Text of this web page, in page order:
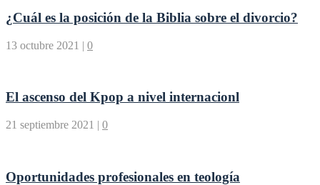
¿Cuál es la posición de la Biblia sobre el divorcio?
13 octubre 2021 | 0
El ascenso del Kpop a nivel internacionl
21 septiembre 2021 | 0
Oportunidades profesionales en teología